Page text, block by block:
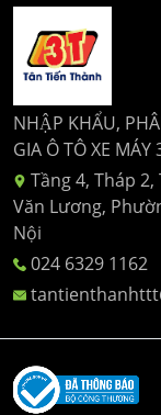
NHẬP KHẨU,
GIA Ô TÔ XE MÁY
Tầng 4, Tháp
Văn Lương,
Nội
024 6329 1162